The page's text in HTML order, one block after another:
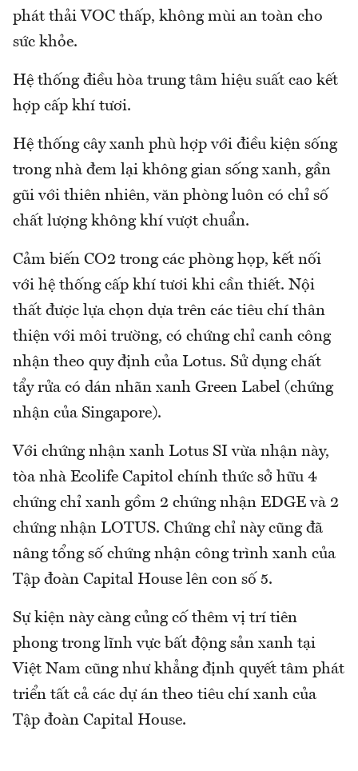
phát thải VOC thấp, không mùi an toàn cho
sức khỏe.
Hệ thống điều hòa trung tâm hiệu suất cao kết
hợp cấp khí tươi.
Hệ thống cây xanh phù hợp với điều kiện sống
trong nhà đem lại không gian sống xanh, gần
gũi với thiên nhiên, văn phòng luôn có chỉ số
chất lượng không khí vượt chuẩn.
Cảm biến CO2 trong các phòng họp, kết nối
với hệ thống cấp khí tươi khi cần thiết. Nội
thất được lựa chọn dựa trên các tiêu chí thân
thiện với môi trường, có chứng chỉ canh công
nhận theo quy định của Lotus. Sử dụng chất
tẩy rửa có dán nhãn xanh Green Label (chứng
nhận của Singapore).
Với chứng nhận xanh Lotus SI vừa nhận này,
tòa nhà Ecolife Capitol chính thức sở hữu 4
chứng chỉ xanh gồm 2 chứng nhận EDGE và 2
chứng nhận LOTUS. Chứng chỉ này cũng đã
nâng tổng số chứng nhận công trình xanh của
Tập đoàn Capital House lên con số 5.
Sự kiện này càng củng cố thêm vị trí tiên
phong trong lĩnh vực bất động sản xanh tại
Việt Nam cũng như khẳng định quyết tâm phát
triển tất cả các dự án theo tiêu chí xanh của
Tập đoàn Capital House.